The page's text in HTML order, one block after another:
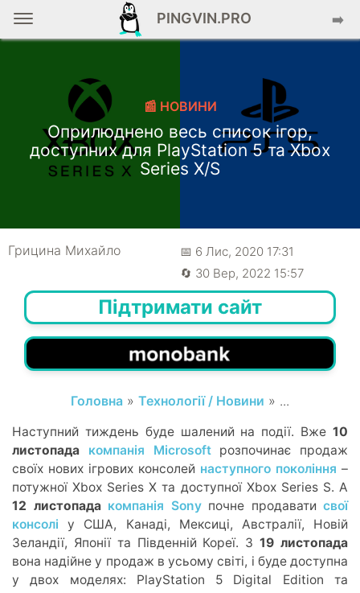
PINGVIN.PRO ➡️
📰 НОВИНИ
Оприлюднено весь список ігор,
доступних для PlayStation 5 та Xbox
Series X/S
Грицина Михайло
📅 6 Лис, 2020 17:31
🔄 30 Вер, 2022 15:57
Підтримати сайт
Головна » Технології / Новини » ...
Наступний тиждень буде шалений на події. Вже 10
листопада
компанія Microsoftрозпочинає продаж
своїх нових ігрових консолей наступного покоління –
потужної Xbox Series X та доступної Xbox Series S. А
12 листопада компанія Sonyпочне продавати свої
консолі у США, Канаді, Мексиці, Австралії, Новій
Зеландії, Японії та Південній Кореї. З19 листопада
вона надійне у продаж в усьому світі, і буде доступна
у двох моделях: PlayStation 5 Digital Edition та